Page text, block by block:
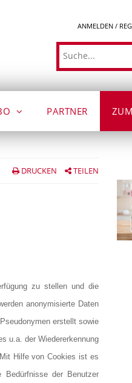
ANMELDEN /
Suche
PARTNER
DRUCKEN TEILEN
zu stellen und die
anonymisierte Daten
erstellt sowie
u.a. der Wiedererkennung
Hilfe von Cookies ist es
Bedürfnisse der Benutzer